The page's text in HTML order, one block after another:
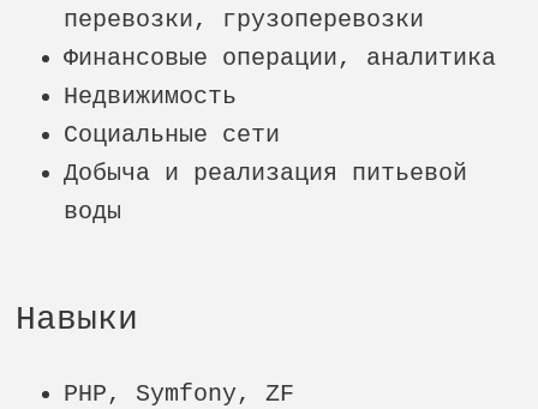
перевозки, грузоперевозки
Финансовые операции, аналитика
Недвижимость
Социальные сети
Добыча и реализация питьевой
воды
Навыки
PHP, Symfony, ZF